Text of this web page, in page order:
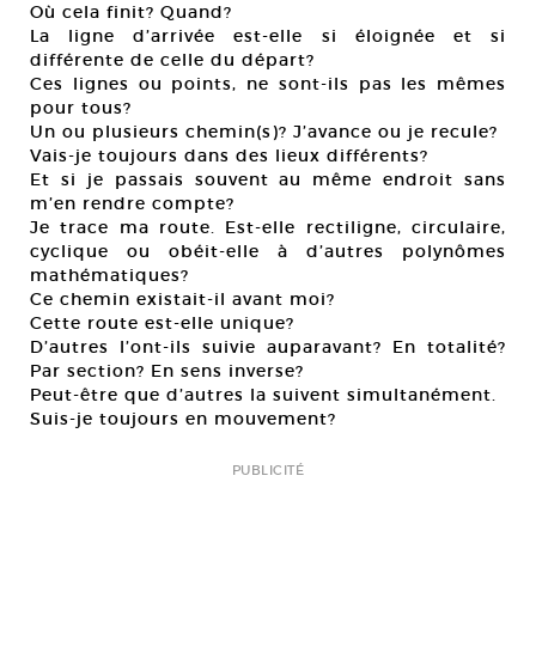
Où cela finit? Quand?
La ligne d’arrivée est-elle si éloignée et si
différente de celle du départ?
Ces lignes ou points, ne sont-ils pas les mêmes
pour tous?
Un ou plusieurs chemin(s)? J’avance ou je recule?
Vais-je toujours dans des lieux différents?
Et si je passais souvent au même endroit sans
m’en rendre compte?
Je trace ma route. Est-elle rectiligne, circulaire,
cyclique ou obéit-elle à d’autres polynômes
mathématiques?
Ce chemin existait-il avant moi?
Cette route est-elle unique?
D’autres l’ont-ils suivie auparavant? En totalité?
Par section? En sens inverse?
Peut-être que d’autres la suivent simultanément.
Suis-je toujours en mouvement?
PUBLICITÉ